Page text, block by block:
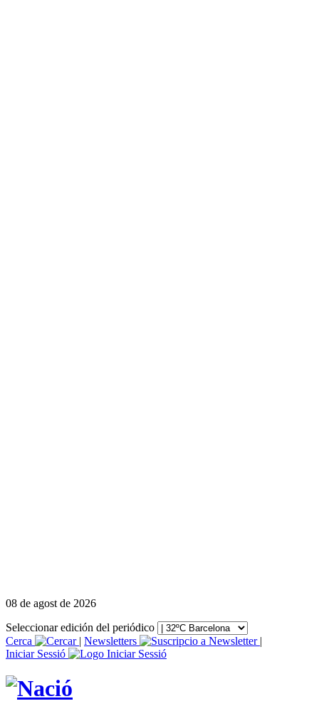
08 de agost de 2026
Seleccionar edición del periódico
Cerca
| Newsletters
|
Iniciar Sessió